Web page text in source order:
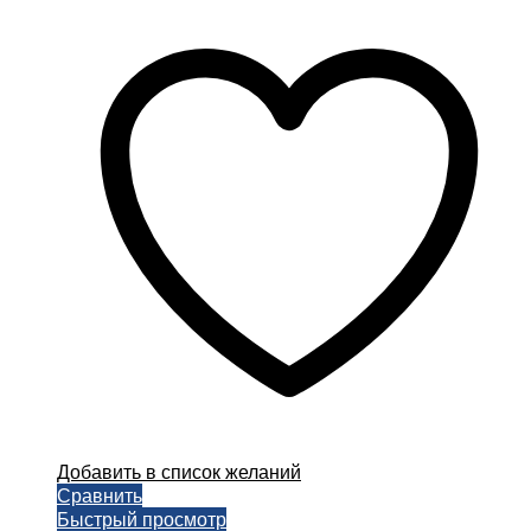
4850,00 ₽.
Добавить в список желаний
Сравнить
Быстрый просмотр